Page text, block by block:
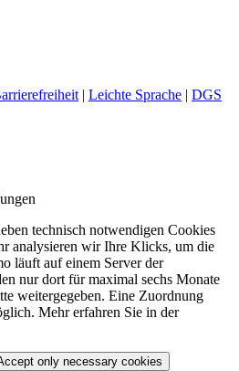
| Leichte Sprache | DGS
technisch notwendigen Cookies
analysieren wir Ihre Klicks, um die
läuft auf einem Server der
nur dort für maximal sechs Monate
weitergegeben. Eine Zuordnung
Mehr erfahren Sie in der
only necessary cookies